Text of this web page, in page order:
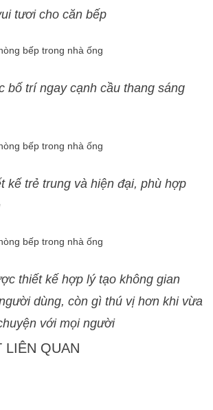
tươi cho căn bếp
bố trí ngay cạnh cầu thang sáng
kế trẻ trung và hiện đại, phù hợp
thiết kế hợp lý tạo không gian
dùng, còn gì thú vị hơn khi vừa
với mọi người
LIÊN QUAN